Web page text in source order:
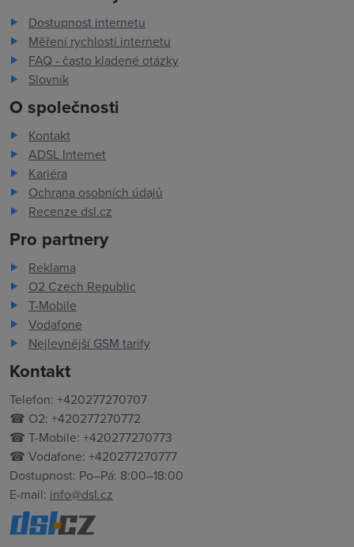
Dostupnost internetu
Měření rychlosti internetu
FAQ - často kladené otázky
Slovník
O společnosti
Kontakt
ADSL Internet
Kariéra
Ochrana osobních údajů
Recenze dsl.cz
Pro partnery
Reklama
O2 Czech Republic
T-Mobile
Vodafone
Nejlevnější GSM tarify
Kontakt
Telefon: +420277270707
☎ O2: +420277270772
☎ T-Mobile: +420277270773
☎ Vodafone: +420277270777
Dostupnost: Po–Pá: 8:00–18:00
E-mail: info@dsl.cz